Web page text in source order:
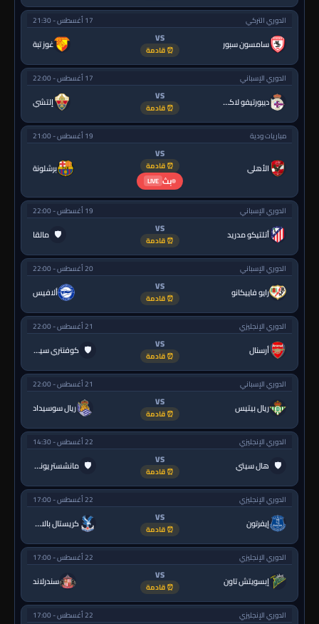
الدوري التركي 17 أغسطس - 21:30
سامسون سبور VS
⏰ قادمة غوز تبة
الدوري الإسباني 17 أغسطس - 22:00
ديبورتيفو لاكورونيا VS
⏰ قادمة إلتشي
مباريات ودية 19 أغسطس - 21:00
الأهلي
VS
⏰ قادمة
بث LIVE
برشلونة
الدوري الإسباني 19 أغسطس - 22:00
أتلتيكو مدريد VS
⏰ قادمة مالقا 🛡
الدوري الإسباني 20 أغسطس - 22:00
رايو فاييكانو VS
⏰ قادمة ألافيس
الدوري الإنجليزي 21 أغسطس - 22:00
أرسنال VS
⏰ قادمة كوفنتري سيتي 🛡
الدوري الإسباني 21 أغسطس - 22:00
ريال بيتيس VS
⏰ قادمة ريال سوسيداد
الدوري الإنجليزي 22 أغسطس - 14:30
🛡 هال سيتي VS
⏰ قادمة مانشستر يونايتد 🛡
الدوري الإنجليزي 22 أغسطس - 17:00
إيفرتون VS
⏰ قادمة كريستال بالاس
الدوري الإنجليزي 22 أغسطس - 17:00
إبسويتش تاون VS
⏰ قادمة سندرلاند
الدوري الإنجليزي 22 أغسطس - 17:00